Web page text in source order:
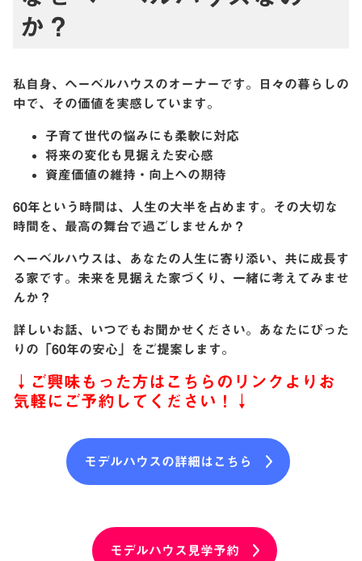
か？
私自身、ヘーベルハウスのオーナーです。日々の暮らしの
中で、その価値を実感しています。
子育て世代の悩みにも柔軟に対応
将来の変化も見据えた安心感
資産価値の維持・向上への期待
60年という時間は、人生の大半を占めます。その大切な
時間を、最高の舞台で過ごしませんか？
ヘーベルハウスは、あなたの人生に寄り添い、共に成長す
る家です。未来を見据えた家づくり、一緒に考えてみませ
んか？
詳しいお話、いつでもお聞かせください。あなたにぴった
りの「60年の安心」をご提案します。
↓ご興味もった方はこちらのリンクよりお
気軽にご予約してください！↓
モデルハウスの詳細はこちら
モデルハウス見学予約